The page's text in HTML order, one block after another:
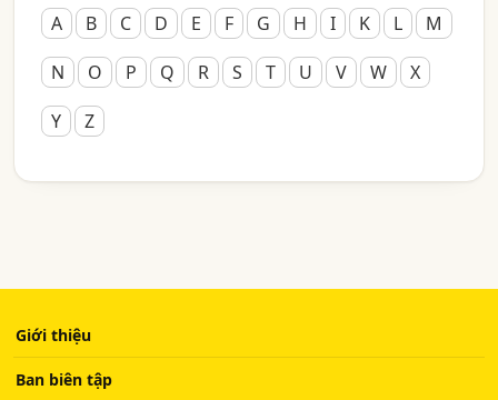
A B C D E F G H I K L
M
N
O P Q R S T U V W
X
Y
Z
Giới thiệu
Ban biên tập